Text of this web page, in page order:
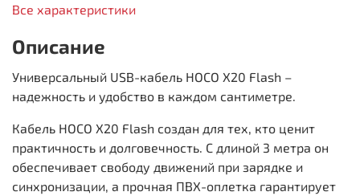
Все характеристики
Описание
Универсальный USB-кабель HOCO X20 Flash –
надежность и удобство в каждом сантиметре.
Кабель HOCO X20 Flash создан для тех, кто ценит
практичность и долговечность. С длиной 3 метра он
обеспечивает свободу движений при зарядке и
синхронизации, а прочная ПВХ-оплетка гарантирует